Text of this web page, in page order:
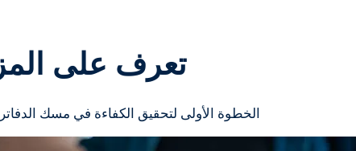
تعرف على
الخطوة الأولى لتحقيق الكفاءة في مسك